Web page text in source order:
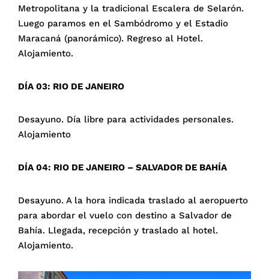
Metropolitana y la tradicional Escalera de Selarón.
Luego paramos en el Sambódromo y el Estadio
Maracaná (panorámico). Regreso al Hotel.
Alojamiento.
DÍA 03: RIO DE JANEIRO
Desayuno. Día libre para actividades personales.
Alojamiento
DÍA 04: RIO DE JANEIRO – SALVADOR DE BAHÍA
Desayuno. A la hora indicada traslado al aeropuerto
para abordar el vuelo con destino a Salvador de
Bahía. Llegada, recepción y traslado al hotel.
Alojamiento.